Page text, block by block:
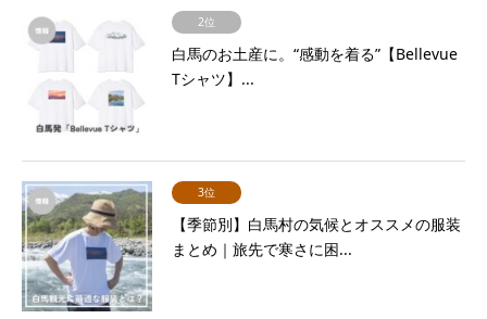
2位
白馬のお土産に。“感動を着る”【Bellevue
Tシャツ】...
3位
【季節別】白馬村の気候とオススメの服装
まとめ｜旅先で寒さに困...